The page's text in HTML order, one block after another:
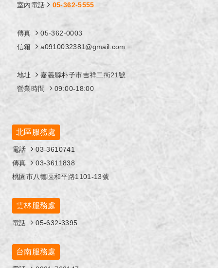
室內電話
05-362-5555
傳真
05-362-0003
信箱
a0910032381@gmail.com
地址
嘉義縣朴子市吉祥二街21號
營業時間
09:00-18:00
北區服務處
電話
03-3610741
傳真
03-3611838
桃園市八德區和平路1101-13號
雲林服務處
電話 05-632-3395
台南服務處